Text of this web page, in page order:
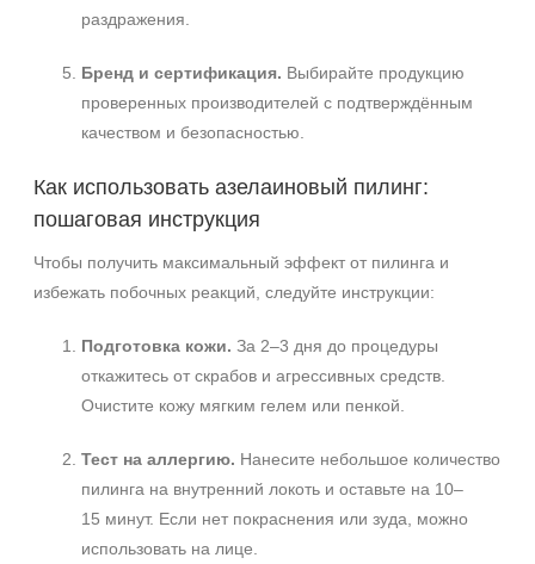
раздражения.
Бренд и сертификация. Выбирайте продукцию
проверенных производителей с подтверждённым
качеством и безопасностью.
Как использовать азелаиновый пилинг:
пошаговая инструкция
Чтобы получить максимальный эффект от пилинга и
избежать побочных реакций, следуйте инструкции:
Подготовка кожи. За 2–3 дня до процедуры
откажитесь от скрабов и агрессивных средств.
Очистите кожу мягким гелем или пенкой.
Тест на аллергию. Нанесите небольшое количество
пилинга на внутренний локоть и оставьте на 10–
15 минут. Если нет покраснения или зуда, можно
использовать на лице.